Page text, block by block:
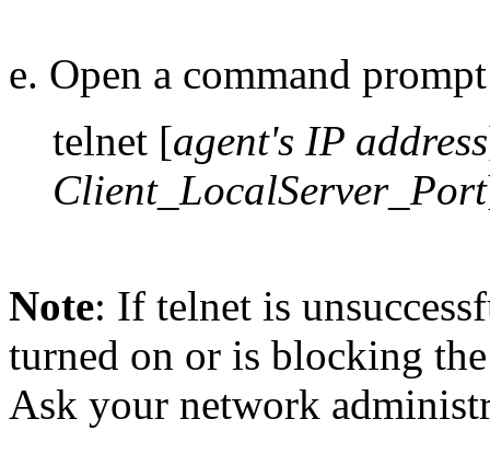
e. Open a command
telnet [agent's IP address
Client_LocalServer_Port
Note: If telnet is
turned on or is blocking
Ask your network